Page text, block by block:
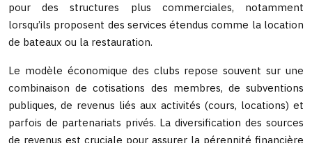
pour des structures plus commerciales, notamment
lorsqu’ils proposent des services étendus comme la location
de bateaux ou la restauration.
Le modèle économique des clubs repose souvent sur une
combinaison de cotisations des membres, de subventions
publiques, de revenus liés aux activités (cours, locations) et
parfois de partenariats privés. La diversification des sources
de revenus est cruciale pour assurer la pérennité financière